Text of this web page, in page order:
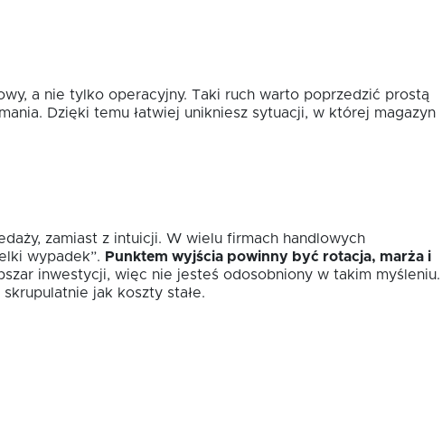
a nie tylko operacyjny. Taki ruch warto poprzedzić prostą
Dzięki temu łatwiej unikniesz sytuacji, w której magazyn
zamiast z intuicji. W wielu firmach handlowych
wypadek”. Punktem wyjścia powinny być rotacja, marża i
inwestycji, więc nie jesteś odosobniony w takim myśleniu.
jak koszty stałe.